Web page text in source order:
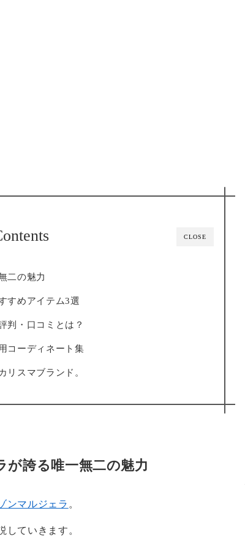
CLOSE
二の魅力
すめアイテム3選
判・口コミとは？
コーディネート集
リスマブランド。
が誇る唯一無二の魅力
ンマルジェラ 。
していきます。